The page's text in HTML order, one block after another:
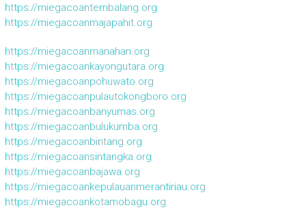
https://miegacoantembalang.org
https://miegacoanmajapahit.org
https://miegacoanmanahan.org
https://miegacoankayongutara.org
https://miegacoanpohuwato.org
https://miegacoanpulautokongboro.org
https://miegacoanbanyumas.org
https://miegacoanbulukumba.org
https://miegacoanbintang.org
https://miegacoansintangka.org
https://miegacoanbajawa.org
https://miegacoankepulauanmerantiriau.org
https://miegacoankotamobagu.org